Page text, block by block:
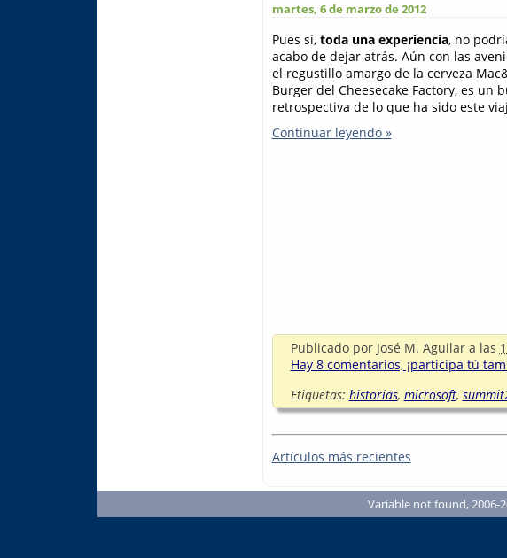
martes, 6 de marzo de 2012
Pues sí, toda una experiencia, no
acabo de dejar atrás. Aún con las
el regustillo amargo de la cerveza
Burger del Cheesecake Factory, es un
retrospectiva de lo que ha sido este
Continuar leyendo »
Publicado por José M. Aguilar a las
Hay 8 comentarios, ¡participa tú
Etiquetas: historias, microsoft,
Artículos más recientes
Variable not found, 2006-